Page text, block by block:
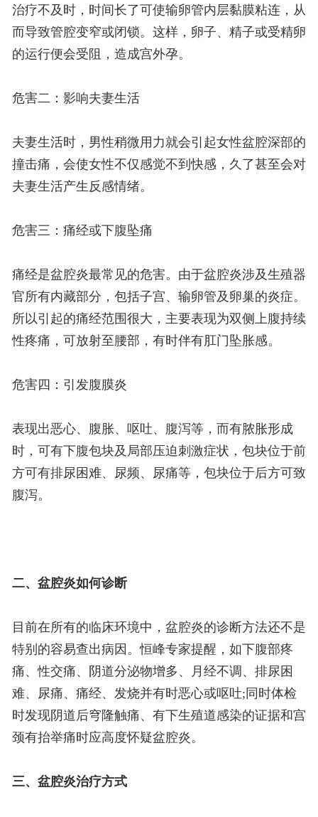
治疗不及时，时间长了可使输卵管内层黏膜粘连，从
而导致管腔变窄或闭锁。这样，卵子、精子或受精卵
的运行便会受阻，造成宫外孕。
危害二：影响夫妻生活
夫妻生活时，男性稍微用力就会引起女性盆腔深部的
撞击痛，会使女性不仅感觉不到快感，久了甚至会对
夫妻生活产生反感情绪。
危害三：痛经或下腹坠痛
痛经是盆腔炎最常见的危害。由于盆腔炎涉及生殖器
官所有内藏部分，包括子宫、输卵管及卵巢的炎症。
所以引起的痛经范围很大，主要表现为双侧上腹持续
性疼痛，可放射至腰部，有时伴有肛门坠胀感。
危害四：引发腹膜炎
表现出恶心、腹胀、呕吐、腹泻等，而有脓胀形成
时，可有下腹包块及局部压迫刺激症状，包块位于前
方可有排尿困难、尿频、尿痛等，包块位于后方可致
腹泻。
二、盆腔炎如何诊断
目前在所有的临床环境中，盆腔炎的诊断方法还不是
特别的容易查出病因。恒峰专家提醒，如下腹部疼
痛、性交痛、阴道分泌物增多、月经不调、排尿困
难、尿痛、痛经、发烧并有时恶心或呕吐;同时体检
时发现阴道后穹隆触痛、有下生殖道感染的证据和宫
颈有抬举痛时应高度怀疑盆腔炎。
三、盆腔炎治疗方式